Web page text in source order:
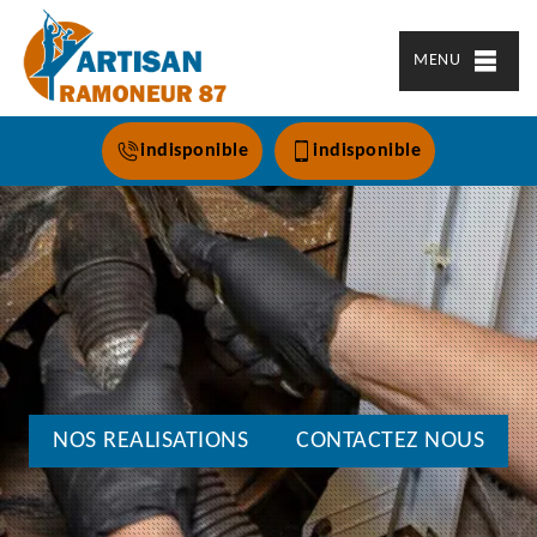
MENU
indisponible indisponible
NOS REALISATIONS CONTACTEZ NOUS